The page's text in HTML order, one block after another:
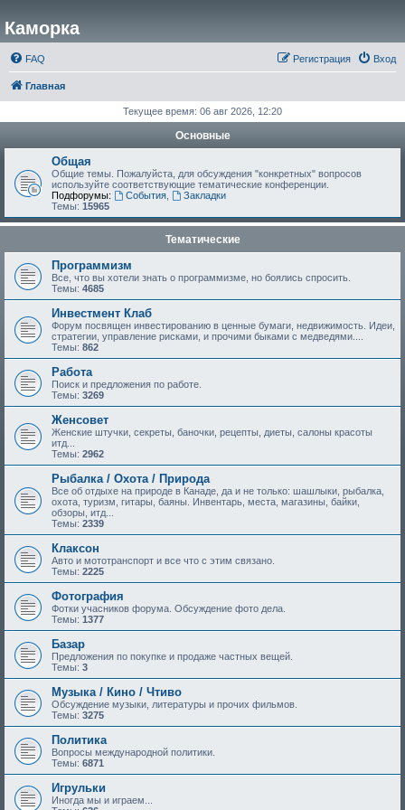
Каморка
FAQ Вход
Регистрация
Главная
Текущее время: 06 авг 2026, 12:20
Основные
Общая
Общие темы. Пожалуйста, для обсуждения "конкретных" вопросов
используйте соответствующие тематические конференции.
Подфорумы:
События,
Закладки
Темы: 15965
Тематические
Программизм
Все, что вы хотели знать о программизме, но боялись спросить.
Темы: 4685
Инвестмент Клаб
Форум посвящен инвестированию в ценные бумаги, недвижимость. Идеи,
стратегии, управление рисками, и прочими быками с медведями....
Темы: 862
Работа
Поиск и предложения по работе.
Темы: 3269
Женсовет
Женские штучки, секреты, баночки, рецепты, диеты, салоны красоты
итд...
Темы: 2962
Рыбалка / Охота / Природа
Все об отдыхе на природе в Канаде, да и не только: шашлыки, рыбалка,
охота, туризм, гитары, баяны. Инвентарь, места, магазины, байки,
обзоры, итд...
Темы: 2339
Клаксон
Авто и мототранспорт и все что с этим связано.
Темы: 2225
Фотография
Фотки учасников форума. Обсуждение фото дела.
Темы: 1377
Базар
Предложения по покупке и продаже частных вещей.
Темы: 3
Музыка / Кино / Чтиво
Обсуждение музыки, литературы и прочих фильмов.
Темы: 3275
Политика
Вопросы международной политики.
Темы: 6871
Игрульки
Иногда мы и играем...